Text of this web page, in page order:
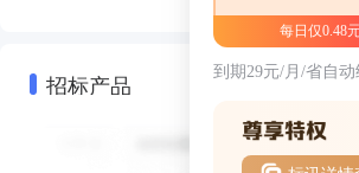
招标产品
每日仅0.48
到期29元/月/省自动